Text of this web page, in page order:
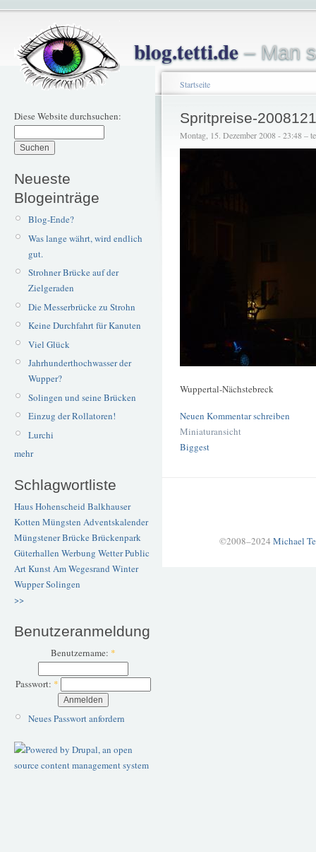
blog.tetti.de– Man
Diese Website durchsuchen:
Neueste
Blogeinträge
Blog-Ende?
Was lange währt, wird endlich
gut.
Strohner Brücke auf der
Zielgeraden
Die Messerbrücke zu Strohn
Keine Durchfahrt für Kanuten
Viel Glück
Jahrhunderthochwasser der
Wupper?
Solingen und seine Brücken
Einzug der Rollatoren!
Lurchi
mehr
Schlagwortliste
Haus Hohenscheid Balkhauser
Kotten Müngsten Adventskalender
Müngstener BrückeBrückenpark
Güterhallen Werbung WetterPublic
ArtKunstAm Wegesrand Winter
WupperSolingen
>>
Benutzeranmeldung
Benutzername: *
Passwort: *
Neues Passwort anfordern
Startseite
Spritpreise-
Montag, 15. Dezember 2008 - 23:48 –
Wuppertal-Nächstebreck
Neuen Kommentar schreiben
Miniaturansicht
Biggest
©2008–2024 Michael